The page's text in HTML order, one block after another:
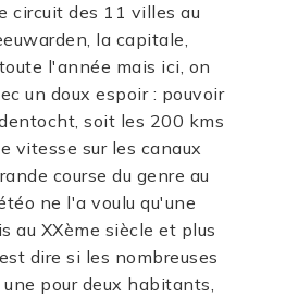
circuit des 11 villes au
la capitale,
l'année mais ici, on
un doux espoir : pouvoir
soit les 200 kms
vitesse sur les canaux
course du genre au
ne l'a voulu qu'une
au XXème siècle et plus
dire si les nombreuses
pour deux habitants,